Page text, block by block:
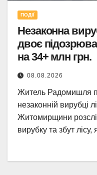
ПОДІЇ
Незаконна
двоє
на 34+ млн грн.
08.08.2026
Житель Радомишля
незаконній вирубці
Житомирщини
вирубку та збут